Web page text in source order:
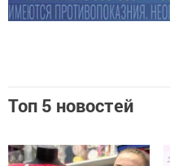
Топ 5 новостей